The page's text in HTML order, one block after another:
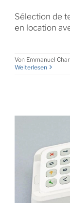
Sélection de
en location
Von Emmanuel
Weiterlesen